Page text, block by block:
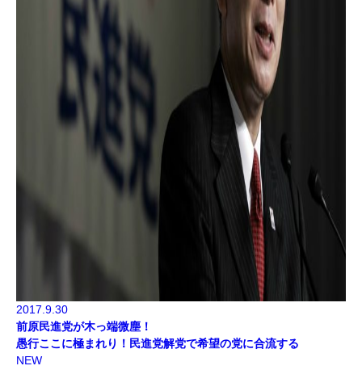
2017.9.30
前原民進党が木っ端微塵！
愚行ここに極まれり！民進党解党で希望の党に合流する
NEW